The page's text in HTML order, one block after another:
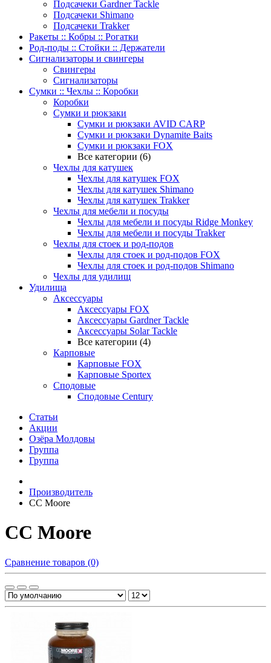
Подсачеки Gardner Tackle
Подсачеки Shimano
Подсачеки Trakker
Ракеты :: Кобры :: Рогатки
Род-поды :: Стойки :: Держатели
Сигнализаторы и свингеры
Свингеры
Сигнализаторы
Сумки :: Чехлы :: Коробки
Коробки
Сумки и рюкзаки
Сумки и рюкзаки AVID CARP
Сумки и рюкзаки Dynamite Baits
Сумки и рюкзаки FOX
Все категории (6)
Чехлы для катушек
Чехлы для катушек FOX
Чехлы для катушек Shimano
Чехлы для катушек Trakker
Чехлы для мебели и посуды
Чехлы для мебели и посуды Ridge Monkey
Чехлы для мебели и посуды Trakker
Чехлы для стоек и род-подов
Чехлы для стоек и род-подов FOX
Чехлы для стоек и род-подов Shimano
Чехлы для удилищ
Удилища
Аксессуары
Аксессуары FOX
Аксессуары Gardner Tackle
Аксессуары Solar Tackle
Все категории (4)
Карповые
Карповые FOX
Карповые Sportex
Сподовые
Сподовые Century
Статьи
Акции
Озёра Молдовы
Группа
Группа
Производитель
CC Moore
CC Moore
Сравнение товаров (0)